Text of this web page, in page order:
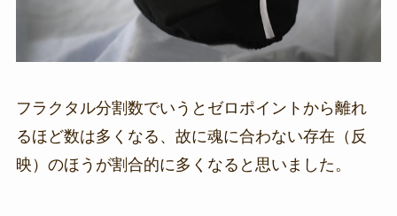
フラクタル分割数でいうとゼロポイントから離れ
るほど数は多くなる、故に魂に合わない存在（反
映）のほうが割合的に多くなると思いました。